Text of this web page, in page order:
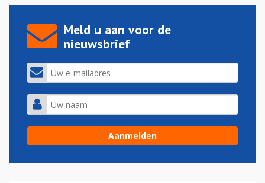
Meld u aan voor de
nieuwsbrief